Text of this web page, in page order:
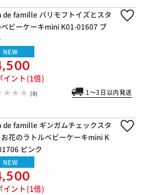
de famille パリモフトイズとスタ
ベビーケーキmini K01-01607 ブ
NEW
イント(1倍)
(0) 1～3日以内発送
de famille ギンガムチェックスタ
お花のラトルベビーケーキmini K
ピンク
NEW
イント(1倍)